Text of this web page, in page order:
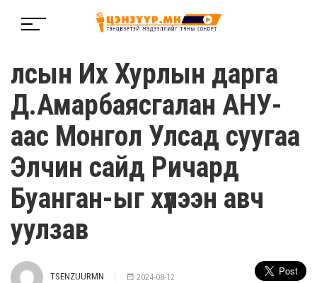
лсын Их Хурлын дарга
Д.Амарбаясгалан АНУ-
аас Монгол Улсад суугаа
Элчин сайд Ричард
Буанган-ыг хүлээн авч
уулзав
TSENZUURMN 2024-08-12